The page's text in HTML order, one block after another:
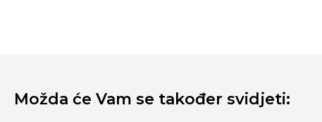
Možda će Vam se također svidjeti: